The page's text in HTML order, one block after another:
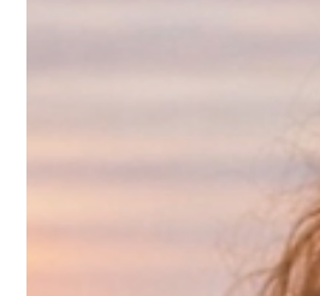
sechs Wochen
In diesem Beitrag zeige ich, wie
packe und warum diese
den Unterschied macht. Mit
Camperalltag, praktischen